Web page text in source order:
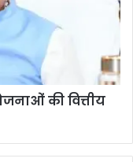
की वित्तीय